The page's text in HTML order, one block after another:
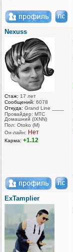
Nexuss
Стаж: 17 лет
Сообщений: 6078
Откуда: Grand Line ____
Провайдер: МТС
Домашний (IXNN)
Пол: Otoko (M)
Он-лайн: Нет
Карма: +1.12
ExTamplier